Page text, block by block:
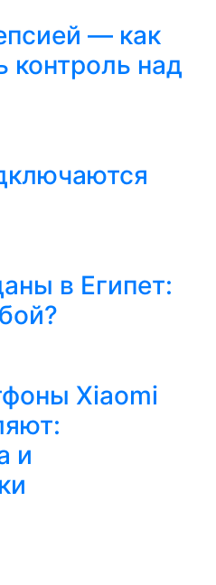
— как
контроль над
в Египет:
Xiaomi
и